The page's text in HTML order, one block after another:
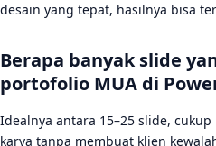
desain yang tepat, hasilnya bisa
Berapa banyak slide
portofolio MUA di
Idealnya antara 15–25 slide,
karya tanpa membuat klien